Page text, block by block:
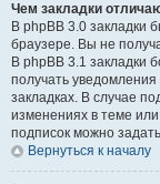
Чем закладки
В phpBB 3.0 закладки
браузере. Вы не
В phpBB 3.1 закладки
получать
закладках. В случае
изменениях в теме
подписок можно
Вернуться к началу